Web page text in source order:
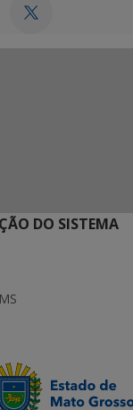
DO SISTEMA